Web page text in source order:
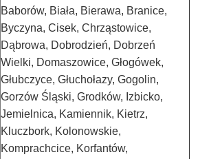
Baborów, Biała, Bierawa, Branice,
Byczyna, Cisek, Chrząstowice,
Dąbrowa, Dobrodzień, Dobrzeń
Wielki, Domaszowice, Głogówek,
Głubczyce, Głuchołazy, Gogolin,
Gorzów Śląski, Grodków, Izbicko,
Jemielnica, Kamiennik, Kietrz,
Kluczbork, Kolonowskie,
Komprachcice, Korfantów,